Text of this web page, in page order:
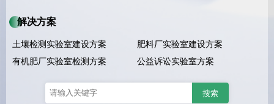
解决方案
土壤检测实验室建设方案
肥料厂实验室建设方案
有机肥厂实验室检测方案
公益诉讼实验室方案